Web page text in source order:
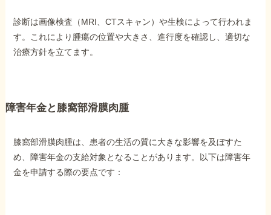
診断は画像検査（MRI、CTスキャン）や生検によって行われま
す。これにより腫瘍の位置や大きさ、進行度を確認し、適切な
治療方針を立てます。
障害年金と膝窩部滑膜肉腫
膝窩部滑膜肉腫は、患者の生活の質に大きな影響を及ぼすた
め、障害年金の支給対象となることがあります。以下は障害年
金を申請する際の要点です：